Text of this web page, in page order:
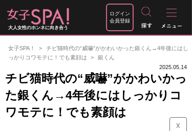
大人女性のホンネに向き合う
ログイン
会員登録
女子SPA！
チビ猫時代の“威嚇”がかわいかった銀くん→4年後にはし
っかりコワモテに！でも素顔は
銀くん
2025.05.14
チビ猫時代の“威嚇”がかわいかっ
た銀くん→4年後にはしっかりコ
ワモテに！でも素顔は
☓